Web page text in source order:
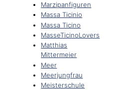
Marzipanfiguren
Massa Ticinio
Massa Ticino
MasseTicinoLovers
Matthias
Mittermeier
Meer
Meerjungfrau
Meisterschule